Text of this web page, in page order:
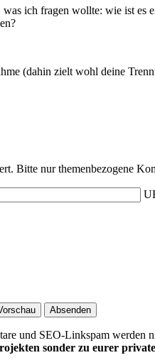
ich fragen wollte: wie ist es
(dahin zielt wohl deine
Bitte nur themenbezogene
und SEO-Linkspam werden
sonder zu eurer